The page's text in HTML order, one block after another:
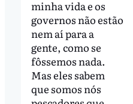
minha vida e os
governos não estão
nem aí para a
gente, como se
fôssemos nada.
Mas eles sabem
que somos nós